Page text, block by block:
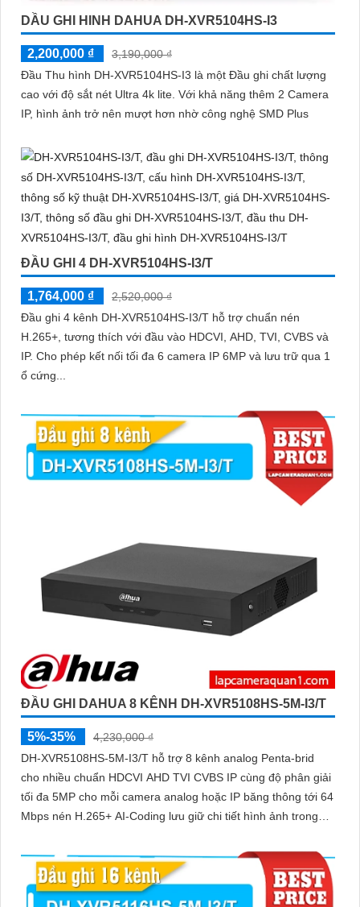
DẦU GHI HINH DAHUA DH-XVR5104HS-I3
2,200,000 ₫
3,190,000 ₫
Đầu Thu hình DH-XVR5104HS-I3 là một Đầu ghi chất lượng
cao với độ sắt nét Ultra 4k lite. Với khả năng thêm 2 Camera
IP, hình ảnh trở nên mượt hơn nhờ công nghệ SMD Plus
ĐẦU GHI 4 DH-XVR5104HS-I3/T
1,764,000 ₫
2,520,000 ₫
Đầu ghi 4 kênh DH-XVR5104HS-I3/T hỗ trợ chuẩn nén
H.265+, tương thích với đầu vào HDCVI, AHD, TVI, CVBS và
IP. Cho phép kết nối tối đa 6 camera IP 6MP và lưu trữ qua 1
ổ cứng...
ĐẦU GHI DAHUA 8 KÊNH DH-XVR5108HS-5M-I3/T
5%-35%
4,230,000 ₫
DH-XVR5108HS-5M-I3/T hỗ trợ 8 kênh analog Penta-brid
cho nhiều chuẩn HDCVI AHD TVI CVBS IP cùng độ phân giải
tối đa 5MP cho mỗi camera analog hoặc IP băng thông tới 64
Mbps nén H.265+ AI-Coding lưu giữ chi tiết hình ảnh trong